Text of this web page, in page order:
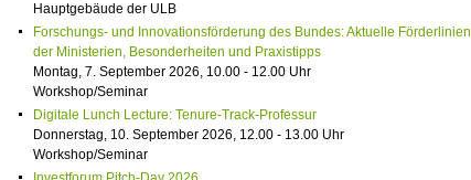
Hauptgebäude der ULB
Forschungs- und Innovationsförderung des Bundes: Aktuelle Förderlinien
der Ministerien, Besonderheiten und Praxistipps
Montag, 7. September 2026, 10.00 - 12.00 Uhr
Workshop/Seminar
Digitale Lunch Lecture: Tenure-Track-Professur
Donnerstag, 10. September 2026, 12.00 - 13.00 Uhr
Workshop/Seminar